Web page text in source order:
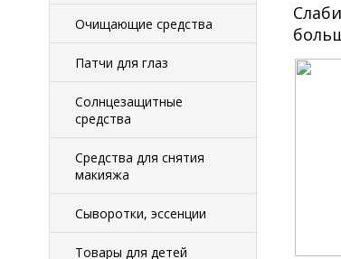
Очищающие средства
Патчи для глаз
Солнцезащитные
средства
Средства для снятия
макияжа
Сыворотки, эссенции
Товары для детей